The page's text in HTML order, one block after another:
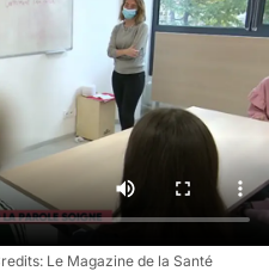
Le Magazine de la Santé